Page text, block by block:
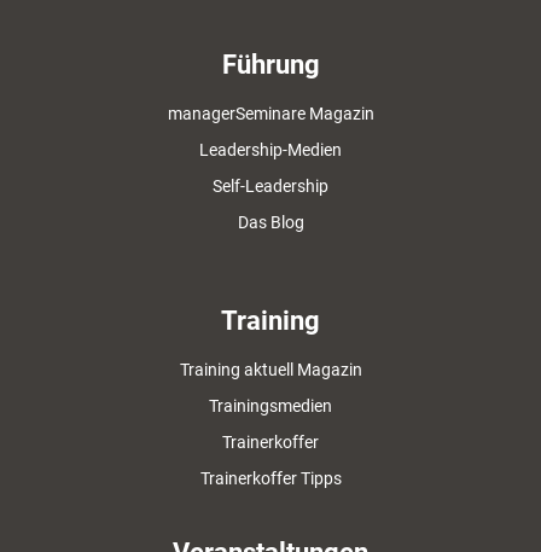
Führung
managerSeminare Magazin
Leadership-Medien
Self-Leadership
Das Blog
Training
Training aktuell Magazin
Trainingsmedien
Trainerkoffer
Trainerkoffer Tipps